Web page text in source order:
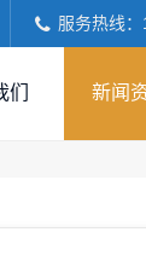
服务热线
新闻